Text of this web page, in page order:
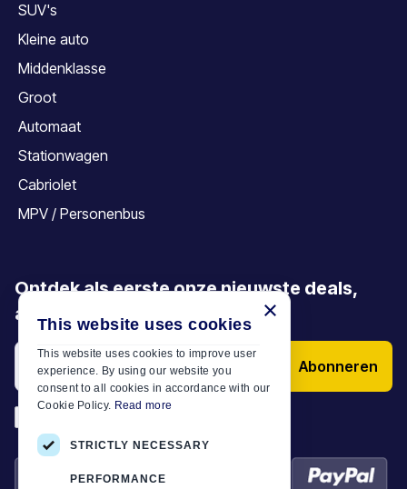
SUV's
Kleine auto
Middenklasse
Groot
Automaat
Stationwagen
Cabriolet
MPV / Personenbus
Ontdek als eerste onze nieuwste deals,
aanbiedingen en artikelen
Abonneren
×
This website uses cookies
This website uses cookies to improve user
experience. By using our website you
consent to all cookies in accordance with our
Cookie Policy. Read more
STRICTLY NECESSARY
PERFORMANCE